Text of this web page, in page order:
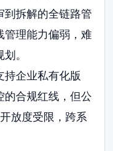
到拆解的全链路管
管理能力偏弱，难
。
持企业私有化版
的合规红线，但公
放度受限，跨系